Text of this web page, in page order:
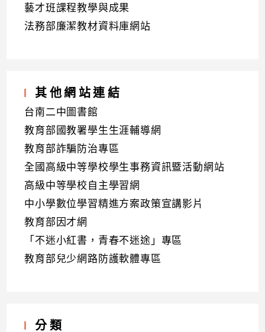
藝才班課程教學與成果
法務部廉潔教材資料庫網站
其他網站連結
台南二中圖書館
教育部國教署學生生涯輔導網
教育部詐騙防治專區
全國高級中等學校學生事務資訊暨活動網站
高級中等學校自主學習網
中小學數位學習精進方案政策宣講影片
教育部因才網
「不迷小紅書，青春不迷途」專區
教育部兒少網路防護軟體專區
分類